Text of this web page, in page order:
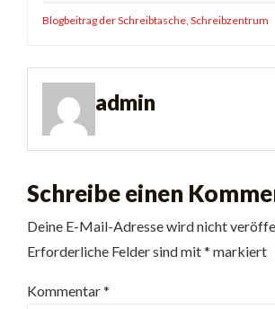
Blogbeitrag der Schreibtasche Schreibzentrum
admin
Schreibe einen
Deine E-Mail-Adresse wird nicht
Erforderliche Felder sind mit* markiert
Kommentar*